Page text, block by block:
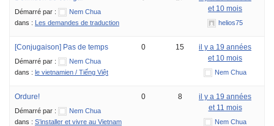
Démarré par :
Nem Chua
dans : Les demandes de traduction
et 10 mois
helios75
[Conjugaison] Pas de temps
Démarré par :
Nem Chua
dans : le vietnamien / Tiếng Việt
0 15
il y a 19 années
et 10 mois
Nem Chua
Ordure!
Démarré par :
Nem Chua
dans : S’installer et vivre au Vietnam
0 8
il y a 19 années
et 11 mois
Nem Chua